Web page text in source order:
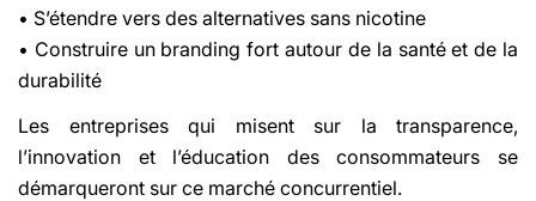
• S’étendre vers des alternatives sans nicotine
• Construire un branding fort autour de la santé et de la
durabilité
Les entreprises qui misent sur la transparence,
l’innovation et l’éducation des consommateurs se
démarqueront sur ce marché concurrentiel.